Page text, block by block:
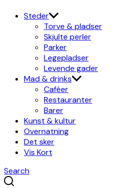
Steder
Torve & pladser
Skjulte perler
Parker
Legepladser
Levende gader
Mad & drinks
Caféer
Restauranter
Barer
Kunst & kultur
Overnatning
Det sker
Vis Kort
Search